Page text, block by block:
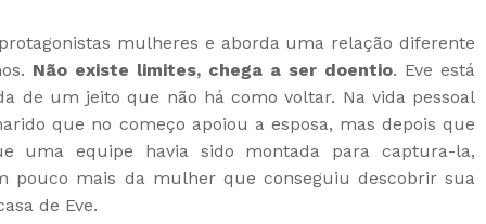
mulheres e aborda uma relação diferente
Não existe limites, chega a ser doentio. Eve está
de um jeito que não há como voltar. Na vida pessoal
que no começo apoiou a esposa, mas depois que
uma equipe havia sido montada para captura-la,
pouco mais da mulher que conseguiu descobrir sua
de Eve.